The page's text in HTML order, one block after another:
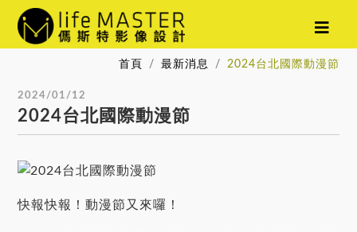
首頁 最新消息 2024台北國際動漫節
2024/01/12
2024台北國際動漫節
快報快報！動漫節又來囉！